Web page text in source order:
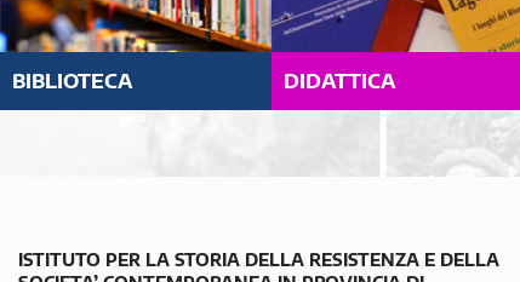
BIBLIOTECA DIDATTICA
ISTITUTO PER LA STORIA DELLA RESISTENZA E DELLA